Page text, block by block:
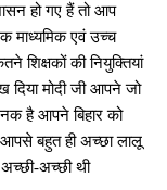
हो गए हैं तो आप
माध्यमिक एवं उच्च
शिक्षकों की नियुक्तियां
दिया मोदी जी आपने जो
है आपने बिहार को
आपसे बहुत ही अच्छा लालू
अच्छी-अच्छी थी